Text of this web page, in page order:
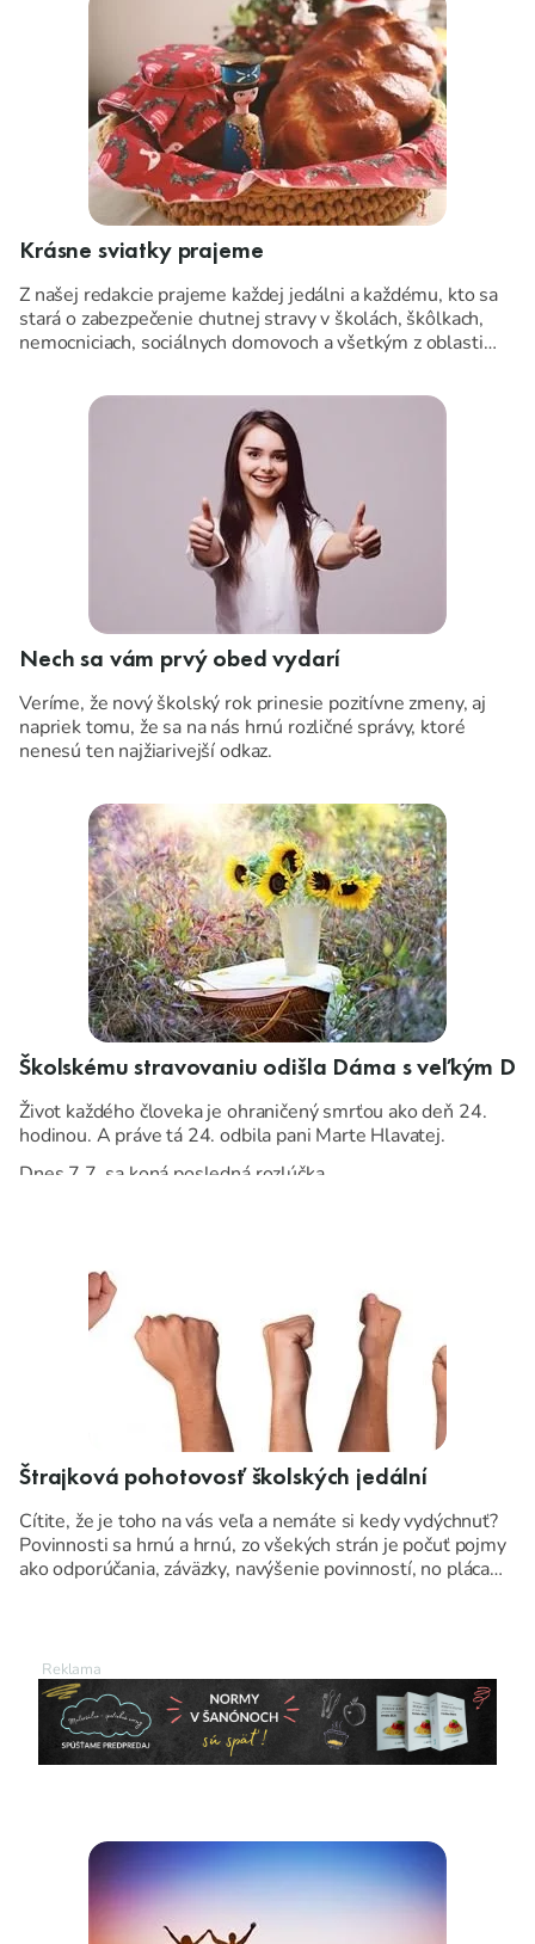
Krásne sviatky prajeme
Z našej redakcie prajeme každej jedálni a každému, kto sa
stará o zabezpečenie chutnej stravy v školách, škôlkach,
nemocniciach, sociálnych domovoch a všetkým z oblasti
lásky, pokoja, vnútornej sily, zdravia a príjemnej energie.
Nech sa vám prvý obed vydarí
Veríme, že nový školský rok prinesie pozitívne zmeny, aj
napriek tomu, že sa na nás hrnú rozličné správy, ktoré
nenesú ten najžiarivejší odkaz.
Školskému stravovaniu odišla Dáma s veľkým D
Život každého človeka je ohraničený smrťou ako deň 24.
hodinou. A práve tá 24. odbila pani Marte Hlavatej.
Dnes 7.7. sa koná posledná rozlúčka.
Štrajková pohotovosť školských jedální
Cítite, že je toho na vás veľa a nemáte si kedy vydýchnuť?
Povinnosti sa hrnú a hrnú, zo všekých strán je počuť pojmy
ako odporúčania, záväzky, navýšenie povinností, no pláca